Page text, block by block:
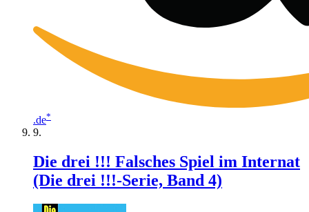
.de*
Die drei !!! Falsches Spiel im Internat
(Die drei !!!-Serie, Band 4)